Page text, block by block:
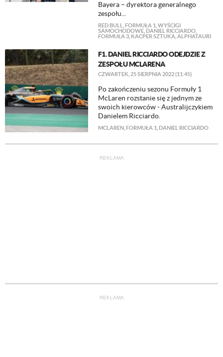
Bayera – dyrektora generalnego
zespołu...
RED BULL FORMUŁA 1 WYŚCIGI
SAMOCHODOWE, DANIEL RICCIARDO,
FORMUŁA 3, KACPER SZTUKA ALPHATAURI
F1. DANIEL RICCIARDO ODEJDZIE Z
ZESPOŁU MCLARENA
CZWARTEK, 25 SIERPNIA 2022 (11:45)
Po zakończeniu sezonu Formuły 1
McLaren rozstanie się z jednym ze
swoich kierowców - Australijczykiem
Danielem Ricciardo.
MCLAREN, FORMUŁA 1 DANIEL RICCIARDO
REKLAMA
REKLAMA